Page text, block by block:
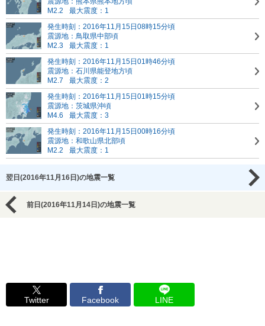
M2.2
最大震度：1
発生時刻：2016年11月15日08時15分頃
震源地：鳥取県中部頃
M2.3
最大震度：1
発生時刻：2016年11月15日01時46分頃
震源地：石川県能登地方頃
M2.7
最大震度：2
発生時刻：2016年11月15日01時15分頃
震源地：茨城県沖頃
M4.6
最大震度：3
発生時刻：2016年11月15日00時16分頃
震源地：和歌山県北部頃
M2.2
最大震度：1
翌日(2016年11月16日)の地震一覧
前日(2016年11月14日)の地震一覧
Twitter Facebook LINE